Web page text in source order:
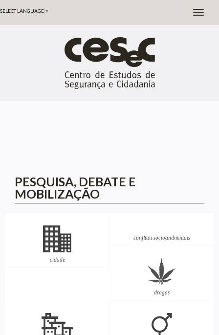
SELECT LANGUAGE ▼
PESQUISA, DEBATE E
MOBILIZAÇÃO
cidade
conflitos socioambientais
drogas